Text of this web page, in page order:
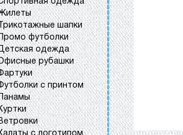
шапки
футболки
одежда
рубашки
с принтом